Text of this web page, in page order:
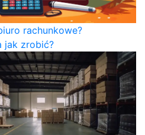
rachunkowe?
jak zrobić?